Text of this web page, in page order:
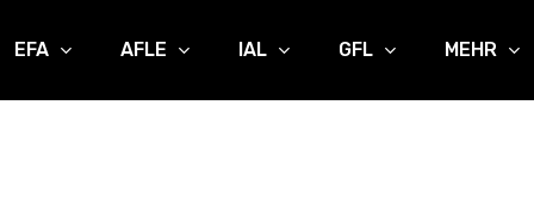
EFA AFLE IAL GFL MEHR